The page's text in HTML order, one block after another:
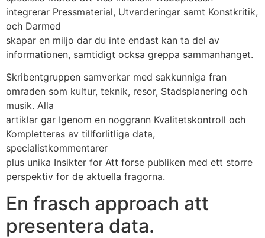
integrerar Pressmaterial, Utvarderingar samt Konstkritik,
och Darmed
skapar en miljo dar du inte endast kan ta del av
informationen, samtidigt ocksa greppa sammanhanget.
Skribentgruppen samverkar med sakkunniga fran
omraden som kultur, teknik, resor, Stadsplanering och
musik. Alla
artiklar gar Igenom en noggrann Kvalitetskontroll och
Kompletteras av tillforlitliga data,
specialistkommentarer
plus unika Insikter for Att forse publiken med ett storre
perspektiv for de aktuella fragorna.
En frasch approach att
presentera data.